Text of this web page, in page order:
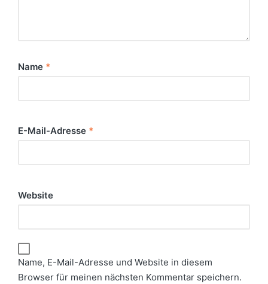
Name *
E-Mail-Adresse *
Website
Name, E-Mail-Adresse und Website in diesem
Browser für meinen nächsten Kommentar speichern.